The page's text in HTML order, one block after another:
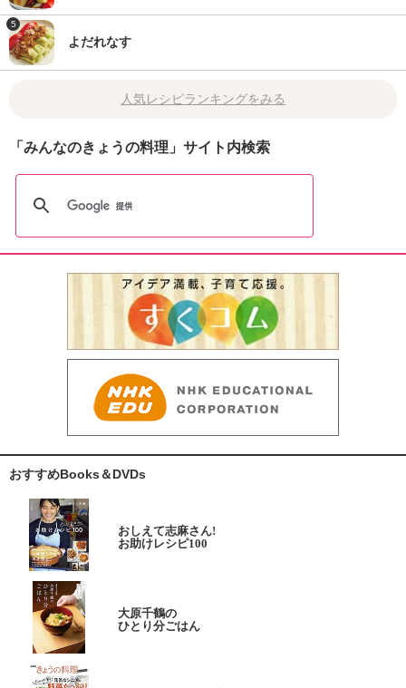
5
よだれなす
人気レシピランキングをみる
「みんなのきょうの料理」サイト内検索
おすすめBooks＆DVDs
おしえて志麻さん!
お助けレシピ100
大原千鶴の
ひとり分ごはん